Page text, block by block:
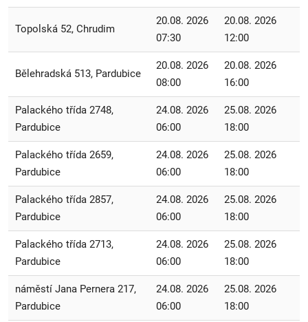
Topolská 52, Chrudim
20.08. 2026
07:30
20.08. 2026
12:00
Bělehradská 513, Pardubice
20.08. 2026
08:00
20.08. 2026
16:00
Palackého třída 2748,
Pardubice
24.08. 2026
06:00
25.08. 2026
18:00
Palackého třída 2659,
Pardubice
24.08. 2026
06:00
25.08. 2026
18:00
Palackého třída 2857,
Pardubice
24.08. 2026
06:00
25.08. 2026
18:00
Palackého třída 2713,
Pardubice
24.08. 2026
06:00
25.08. 2026
18:00
náměstí Jana Pernera 217,
Pardubice
24.08. 2026
06:00
25.08. 2026
18:00